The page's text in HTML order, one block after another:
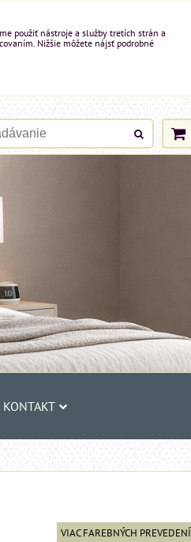
KONTAKT
VIAC FAREBNÝCH PREVEDENÍ
použiť nástroje a služby tretích strán a
Nižšie môžete nájsť podrobné